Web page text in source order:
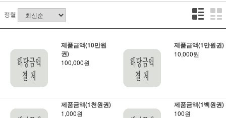
정렬
제품금액(10만원
권)
100,000원
제품금액(1만원권)
10,000원
제품금액(1천원권)
1,000원
제품금액(1백원권)
100원